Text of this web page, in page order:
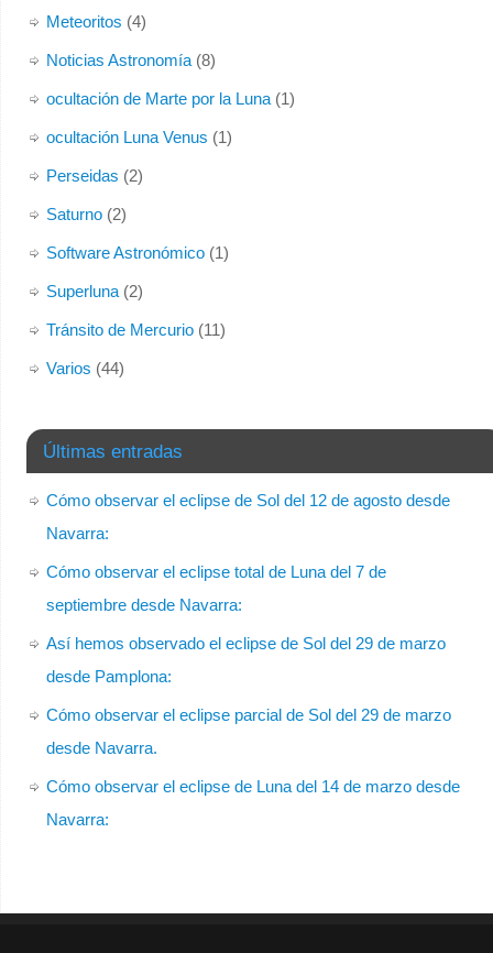
Meteoritos (4)
Noticias Astronomía(8)
ocultación de Marte por la Luna(1)
ocultación Luna Venus (1)
Perseidas (2)
Saturno(2)
Software Astronómico(1)
Superluna(2)
Tránsito de Mercurio(11)
Varios (44)
Últimas entradas
Cómo observar el eclipse de Sol del 12 de agosto desde
Navarra:
Cómo observar el eclipse total de Luna del 7 de
septiembre desde Navarra:
Así hemos observado el eclipse de Sol del 29 de marzo
desde Pamplona:
Cómo observar el eclipse parcial de Sol del 29 de marzo
desde Navarra.
Cómo observar el eclipse de Luna del 14 de marzo desde
Navarra: